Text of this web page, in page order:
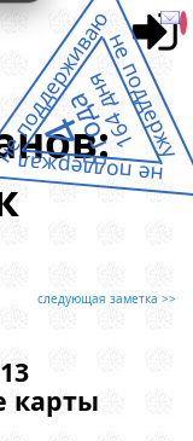
следующая заметка >>
карты
не поддержал
не поддержу
4
года
164 дня